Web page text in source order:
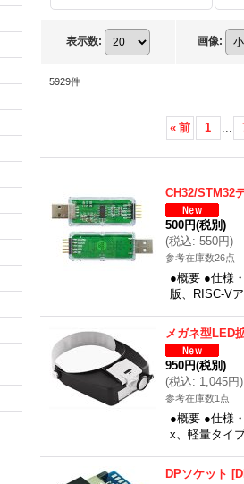
表示数: 画像:
5929件
« 前 1 ...
CH32/STM32
500円(税別)
(税込: 550円)
参考在庫数26点
●概要 ●仕様
版、RISC-V
メガネ型LED
950円(税別)
(税込: 1,045円)
参考在庫数1点
●概要 ●仕様
x、軽量タイ
DPソケット [